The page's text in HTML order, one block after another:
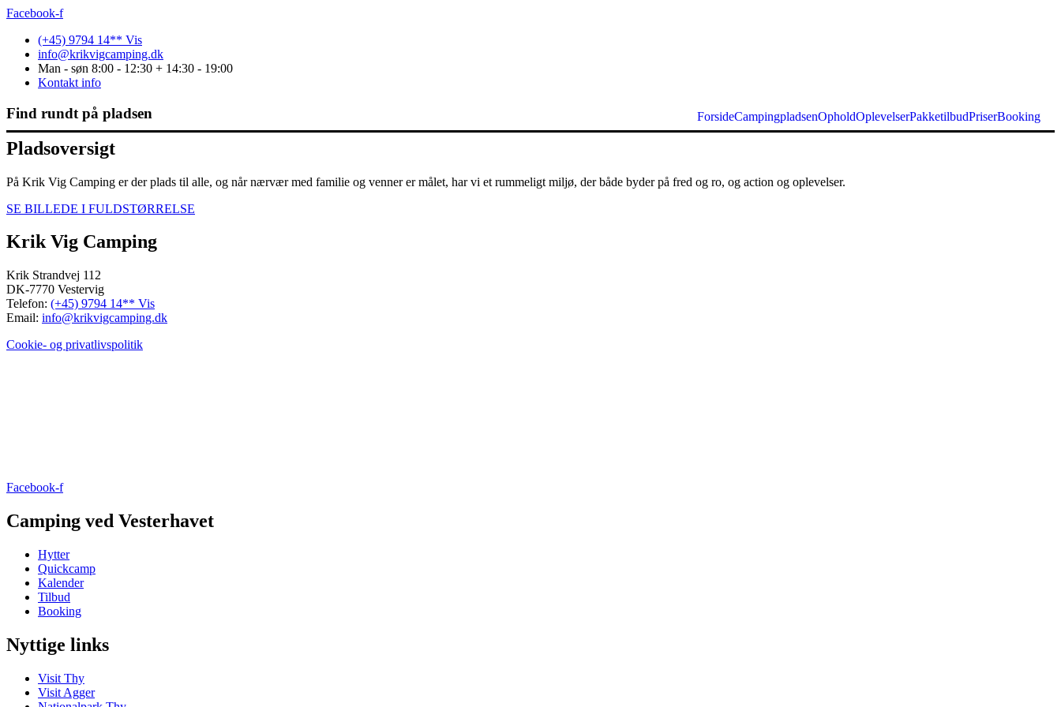
Facebook-f
(+45) 9794 14** Vis
info@krikvigcamping.dk
Man - søn 8:00 - 12:30 + 14:30 - 19:00
Kontakt info
ForsideCampingpladsenOpholdOplevelserPakketilbudPriserBooking
Find rundt på pladsen
Pladsoversigt
På Krik Vig Camping er der plads til alle, og når nærvær med familie og venner er målet, har vi et rummeligt miljø, der både byder på fred og ro, og action og oplevelser.
SE BILLEDE I FULDSTØRRELSE
Krik Vig Camping
Krik Strandvej 112
DK-7770 Vestervig
Telefon: (+45) 9794 14** Vis
Email: info@krikvigcamping.dk
Cookie- og privatlivspolitik
Facebook-f
Camping ved Vesterhavet
Hytter
Quickcamp
Kalender
Tilbud
Booking
Nyttige links
Visit Thy
Visit Agger